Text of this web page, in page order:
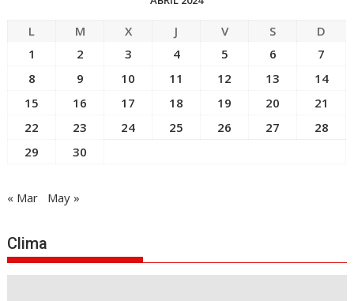
L M X J V S
D
1
2 3 4 5 6
7
8
9 10 11 12 13
14
15
16 17 18 19 20
21
22
23 24 25 26 27
28
29
30
« Mar May »
Clima